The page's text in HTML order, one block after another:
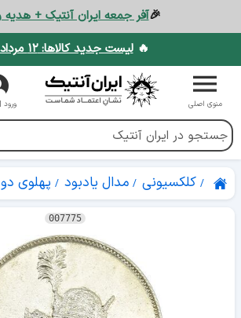
🎉آفر جمعه ایران آنتیک + هدیه
🔥لیست جدید کالاها: ۱۲ مرداد
منوی اصلی ورود
کلکسیونی مدال یادبود پهلوی
007775